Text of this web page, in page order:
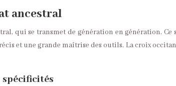
ancestral
qui se transmet de génération en génération.
et une grande maîtrise des outils. La croix